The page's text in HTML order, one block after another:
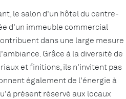
le salon d'un hôtel du centre-
d'un immeuble commercial
dans une large mesure
Grâce à la diversité de
et finitions, ils n'invitent pas
également de l'énergie à
présent réservé aux locaux